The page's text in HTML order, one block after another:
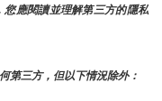
應閱讀並理解第三方的隱私
第三方，但以下情況除外：